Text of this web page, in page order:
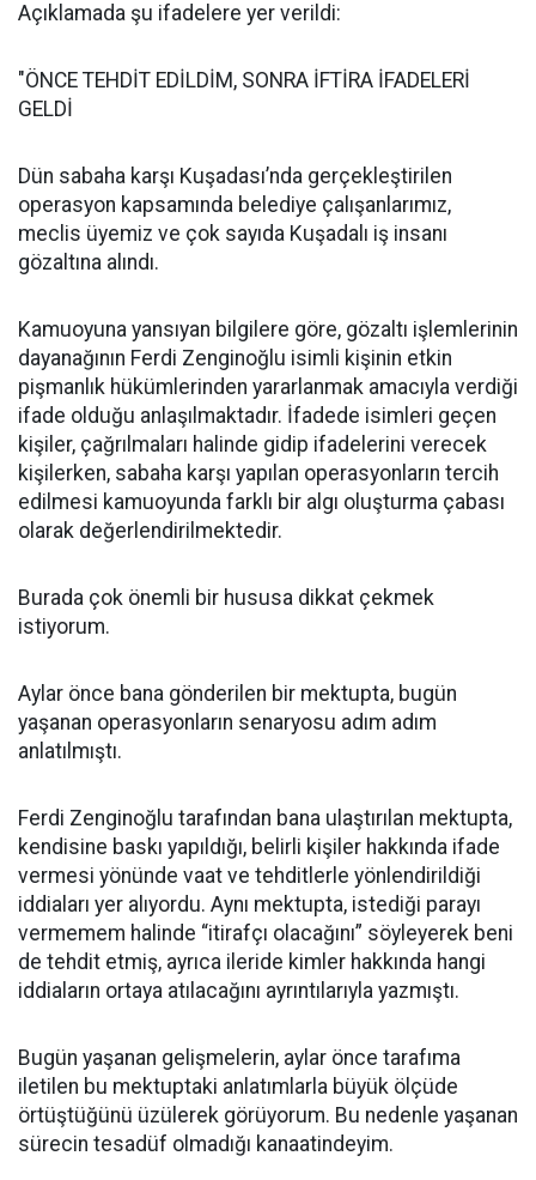
Açıklamada şu ifadelere yer verildi:
"ÖNCE TEHDİT EDİLDİM, SONRA İFTİRA İFADELERİ
GELDİ
Dün sabaha karşı Kuşadası’nda gerçekleştirilen
operasyon kapsamında belediye çalışanlarımız,
meclis üyemiz ve çok sayıda Kuşadalı iş insanı
gözaltına alındı.
Kamuoyuna yansıyan bilgilere göre, gözaltı işlemlerinin
dayanağının Ferdi Zenginoğlu isimli kişinin etkin
pişmanlık hükümlerinden yararlanmak amacıyla verdiği
ifade olduğu anlaşılmaktadır. İfadede isimleri geçen
kişiler, çağrılmaları halinde gidip ifadelerini verecek
kişilerken, sabaha karşı yapılan operasyonların tercih
edilmesi kamuoyunda farklı bir algı oluşturma çabası
olarak değerlendirilmektedir.
Burada çok önemli bir hususa dikkat çekmek
istiyorum.
Aylar önce bana gönderilen bir mektupta, bugün
yaşanan operasyonların senaryosu adım adım
anlatılmıştı.
Ferdi Zenginoğlu tarafından bana ulaştırılan mektupta,
kendisine baskı yapıldığı, belirli kişiler hakkında ifade
vermesi yönünde vaat ve tehditlerle yönlendirildiği
iddiaları yer alıyordu. Aynı mektupta, istediği parayı
vermemem halinde “itirafçı olacağını” söyleyerek beni
de tehdit etmiş, ayrıca ileride kimler hakkında hangi
iddiaların ortaya atılacağını ayrıntılarıyla yazmıştı.
Bugün yaşanan gelişmelerin, aylar önce tarafıma
iletilen bu mektuptaki anlatımlarla büyük ölçüde
örtüştüğünü üzülerek görüyorum. Bu nedenle yaşanan
sürecin tesadüf olmadığı kanaatindeyim.